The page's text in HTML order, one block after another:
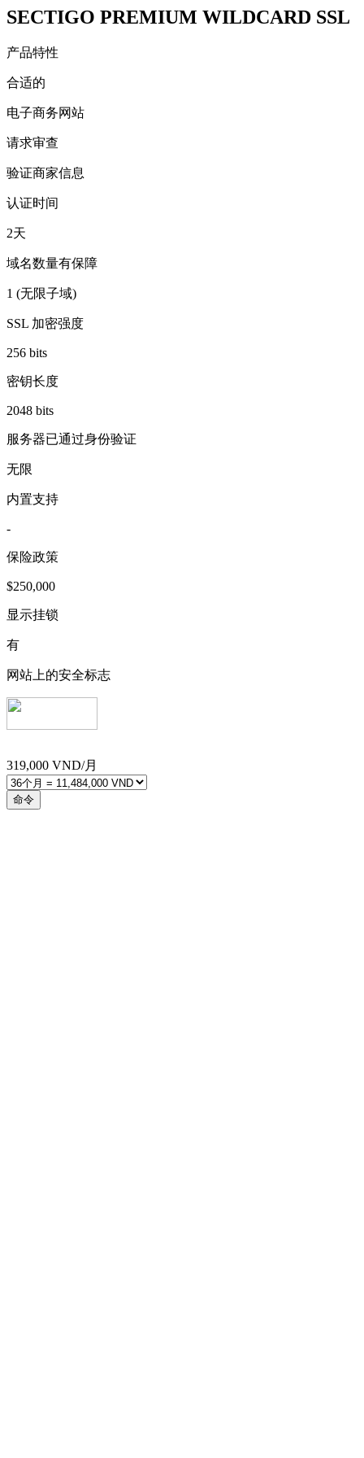
SECTIGO PREMIUM WILDCARD SSL
产品特性
合适的
电子商务网站
请求审查
验证商家信息
认证时间
2天
域名数量有保障
1 (无限子域)
SSL 加密强度
256 bits
密钥长度
2048 bits
服务器已通过身份验证
无限
内置支持
-
保险政策
$250,000
显示挂锁
有
网站上的安全标志
319,000 VND/月
命令